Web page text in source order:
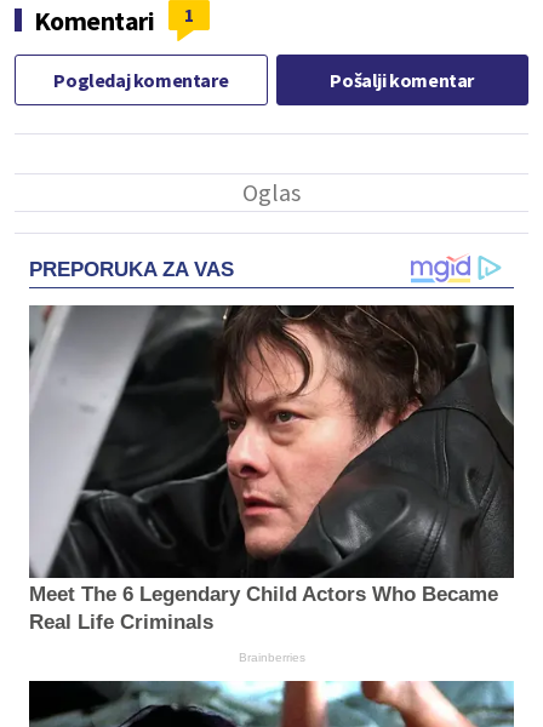
Komentari 1
Pogledaj komentare Pošalji komentar
PREPORUKA ZA VAS
Meet The 6 Legendary Child Actors Who Became
Real Life Criminals
Brainberries